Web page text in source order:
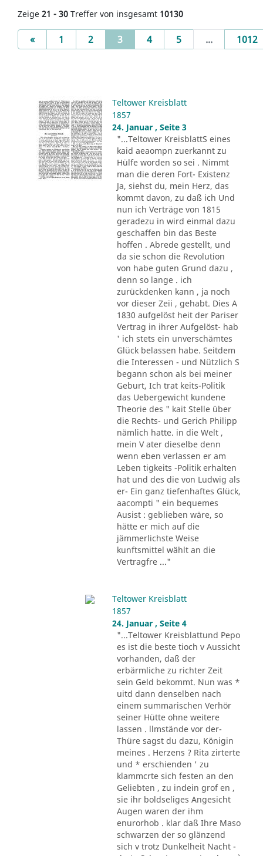
Zeige 21 - 30 Treffer von insgesamt 10130
«Previous
1 2 3(current)
4 5 ... 1012
Teltower Kreisblatt
1857
24. Januar , Seite 3
"...Teltower KreisblattS eines
kaid aeaompn zuerkannt zu
Hülfe worden so sei . Nimmt
man die deren Fort- Existenz
Ja, siehst du, mein Herz, das
kommt davon, zu daß ich Und
nun ich Verträge von 1815
geradezu in wird einmal dazu
geschaffen bin das Beste
hoffen . Abrede gestellt, und
da sie schon die Revolution
von habe guten Grund dazu ,
denn so lange . ich
zurückdenken kann , ja noch
vor dieser Zeii , gehabt. Dies A
1830 aufgelöst heit der Pariser
Vertrag in ihrer Aufgelöst- hab
' ich stets ein unverschämtes
Glück belassen habe. Seitdem
die Interessen - und Nützlich S
begann schon als bei meiner
Geburt, Ich trat keits-Politik
das Uebergewicht kundene
Theorie des " kait Stelle über
die Rechts- und Gerich Philipp
nämlich hatte. in die Welt ,
mein V ater dieselbe denn
wenn eben verlassen er am
Leben tigkeits -Politik erhalten
hat und des die von Ludwig als
er- Ein ganz tiefenhaftes Glück,
aacompti " ein bequemes
Ausist : geblieben wäre, so
hätte er mich auf die
jämmerlichste Weise
kunftsmittel wählt an die
Vertragfre ..."
Teltower Kreisblatt
1857
24. Januar , Seite 4
"...Teltower Kreisblattund Pepo
es ist die beste tioch v Aussicht
vorhanden, daß der
erbärmliche zu richter Zeit
sein Geld bekommt. Nun was *
uitd dann denselben nach
einem summarischen Verhör
seiner Hütte ohne weitere
lassen . llmstände vor der-
Thüre sagst du dazu, Königin
meines . Herzens ? Rita zirterte
und * erschienden ' zu
klammcrte sich festen an den
Geliebten , zu indein grof en ,
sie ihr boldseliges Angesicht
Augen waren der ihm
enurorhob . klar daß Ihre Maso
schwarzen der so glänzend
sich v trotz Dunkelheit Nacht -